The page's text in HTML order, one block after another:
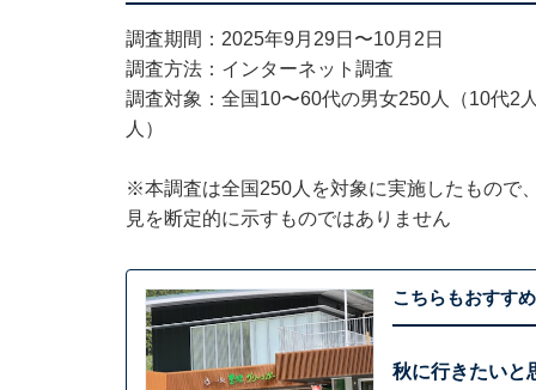
調査期間：2025年9月29日〜10月2日
調査方法：インターネット調査
調査対象：全国10〜60代の男女250人（10代2
人）
※本調査は全国250人を対象に実施したもので
見を断定的に示すものではありません
こちらもおすすめ
秋に行きたいと